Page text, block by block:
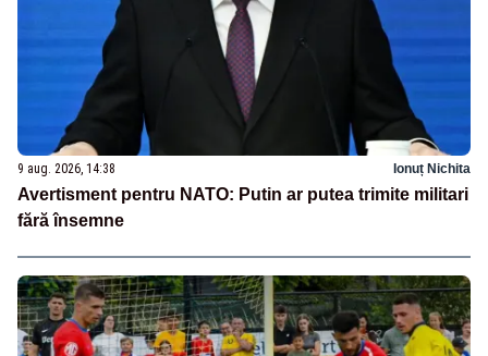
9 aug. 2026, 14:38 Ionuț Nichita
Avertisment pentru NATO: Putin ar putea trimite militari
fără însemne